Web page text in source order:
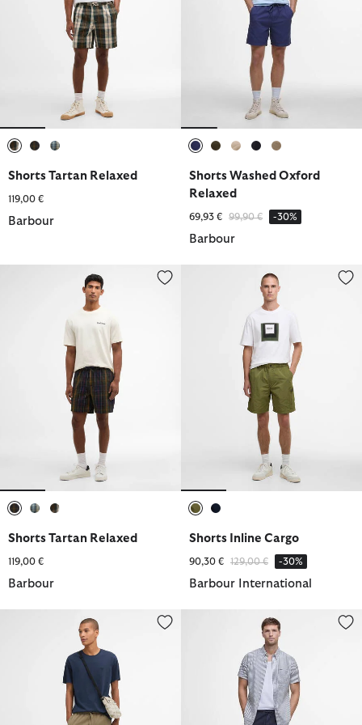
Shorts Tartan Relaxed
119,00 €
Barbour
Shorts Washed Oxford
Relaxed
69,93 € Reduziert von
99,90 €bis-30%
Barbour
Shorts Tartan Relaxed
Shorts Tartan Relaxed
119,00 €
Barbour
Shorts Inline Cargo
Shorts Inline Cargo
90,30 € Reduziert von
129,00 €bis-30%
Barbour International
Shorts Seersucker Relaxed Shorts Seersucker Relaxed